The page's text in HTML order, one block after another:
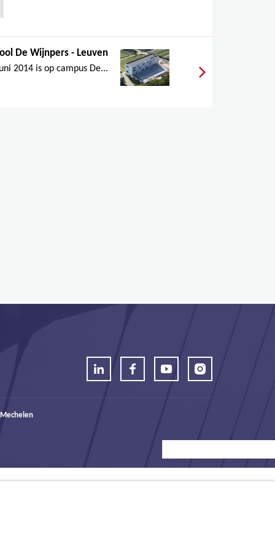
De Wijnpers - Leuven
2014 is op campus De...